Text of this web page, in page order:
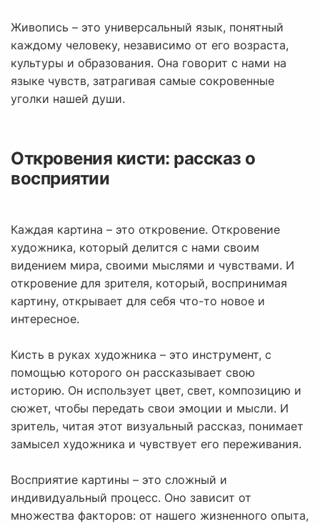
Живопись – это универсальный язык, понятный
каждому человеку, независимо от его возраста,
культуры и образования. Она говорит с нами на
языке чувств, затрагивая самые сокровенные
уголки нашей души.
Откровения кисти: рассказ о
восприятии
Каждая картина – это откровение. Откровение
художника, который делится с нами своим
видением мира, своими мыслями и чувствами. И
откровение для зрителя, который, воспринимая
картину, открывает для себя что-то новое и
интересное.
Кисть в руках художника – это инструмент, с
помощью которого он рассказывает свою
историю. Он использует цвет, свет, композицию и
сюжет, чтобы передать свои эмоции и мысли. И
зритель, читая этот визуальный рассказ, понимает
замысел художника и чувствует его переживания.
Восприятие картины – это сложный и
индивидуальный процесс. Оно зависит от
множества факторов: от нашего жизненного опыта,